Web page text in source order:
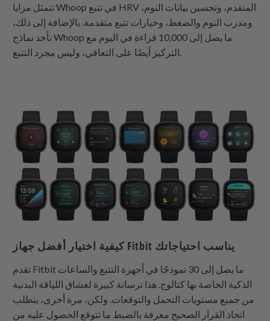
تتمثل مزايا Whoop في تتبع HRV المتقدم، وتحسين بيانات النوم،
ومدرب النوم والضغط، وخيارات تتبع متقدمة. بالإضافة إلى ذلك،
تأخذ نماذج Whoop ما يصل إلى 10,000 قراءة في اليوم مع
كيفية اختيار أفضل جهاز Fitbit يناسب احتياجاتك
تقدم Fitbit ما يصل إلى 30 نموذجًا في أجهزة التتبع والساعات
الذكية الخاصة بها كتالوج. هذا ترسانة كبيرة لعشاق اللياقة البدنية
من جميع مستويات التحمل والتوقعات. ولكن، مرة أخرى، يتطلب
اتخاذ القرار الصحيح معرفة بالضبط ما تتوقع الحصول عليه من